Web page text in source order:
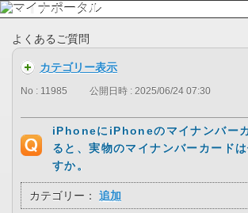
よくあるご質問
カテゴリー表示
No : 11985 公開日時 : 2025/06/24 07:30
iPhoneにiPhoneのマイナンバー
ると、実物のマイナンバーカード
すか。
カテゴリー： 追加